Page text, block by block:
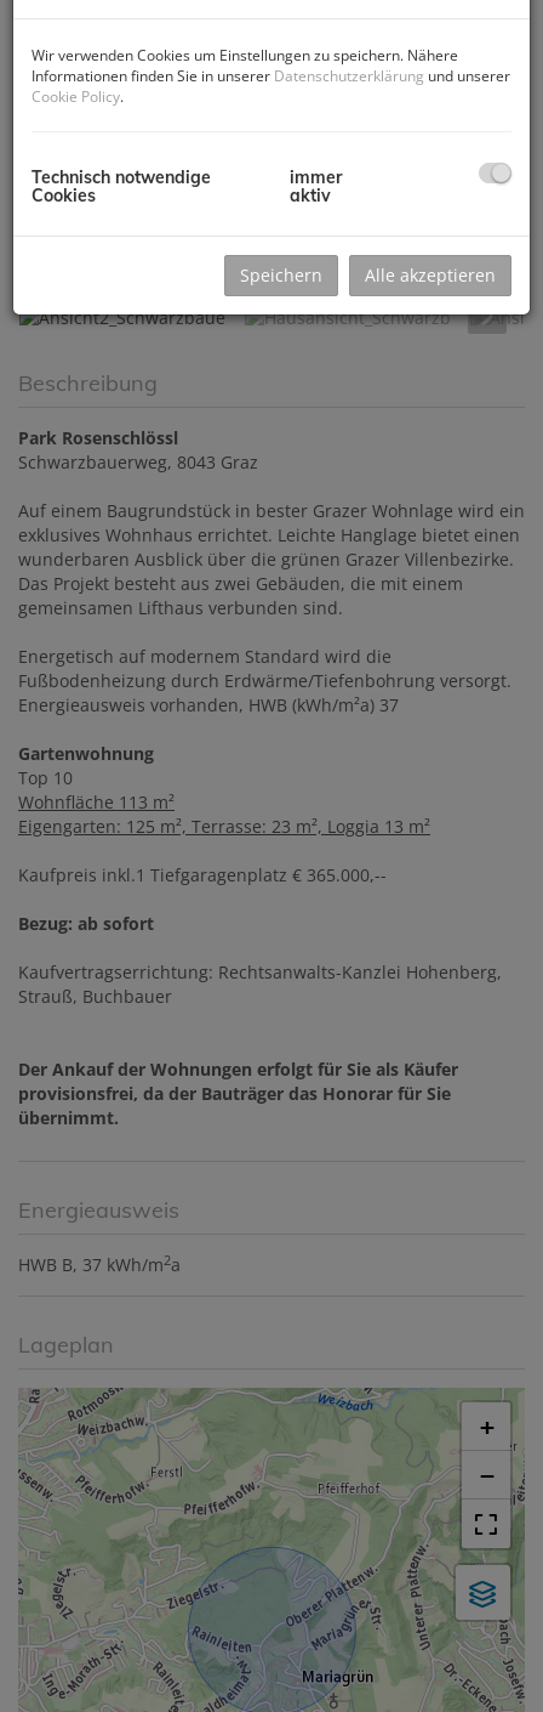
Ansicht2_Schwarzbaue
Beschreibung
Park Rosenschlössl
Schwarzbauerweg, 8043 Graz
Auf einem Baugrundstück in bester Grazer Wohnlage wird ein
exklusives Wohnhaus errichtet. Leichte Hanglage bietet einen
wunderbaren Ausblick über die grünen Grazer Villenbezirke.
Das Projekt besteht aus zwei Gebäuden, die mit einem
gemeinsamen Lifthaus verbunden sind.
Energetisch auf modernem Standard wird die
Fußbodenheizung durch Erdwärme/Tiefenbohrung versorgt.
Energieausweis vorhanden, HWB (kWh/m²a) 37
Gartenwohnung
Top 10
Wohnfläche 113 m²
Eigengarten: 125 m², Terrasse: 23 m², Loggia 13 m²
Kaufpreis inkl.1 Tiefgaragenplatz € 365.000,--
Bezug: ab sofort
Kaufvertragserrichtung: Rechtsanwalts-Kanzlei Hohenberg,
Strauß, Buchbauer
Der Ankauf der Wohnungen erfolgt für Sie als Käufer
provisionsfrei, da der Bauträger das Honorar für Sie
übernimmt.
Energieausweis
HWB B, 37 kWh/m2a
Lageplan
+
−
Wir verwenden Cookies um Einstellungen zu speichern. Nähere
Informationen finden Sie in unserer Datenschutzerklärung und unserer
Cookie Policy.
Technisch notwendige
Cookies
immer
aktiv
Speichern Alle akzeptieren